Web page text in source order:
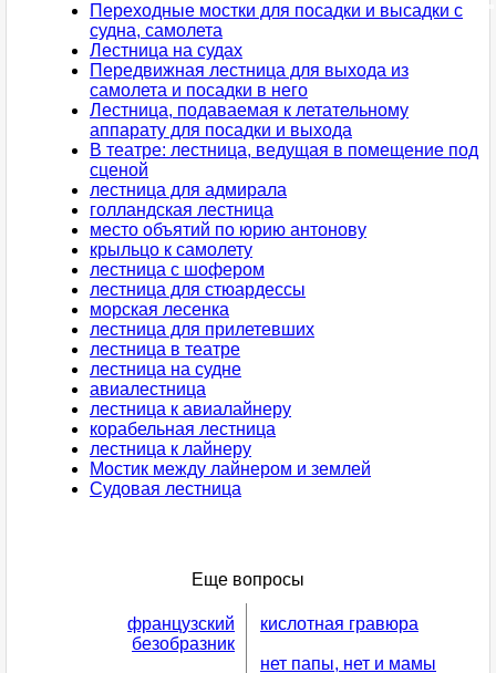
Переходные мостки для посадки и высадки с
судна, самолета
Лестница на судах
Передвижная лестница для выхода из
самолета и посадки в него
Лестница, подаваемая к летательному
аппарату для посадки и выхода
В театре: лестница, ведущая в помещение под
сценой
лестница для адмирала
голландская лестница
место объятий по юрию антонову
крыльцо к самолету
лестница с шофером
лестница для стюардессы
морская лесенка
лестница для прилетевших
лестница в театре
лестница на судне
авиалестница
лестница к авиалайнеру
корабельная лестница
лестница к лайнеру
Мостик между лайнером и землей
Судовая лестница
Еще вопросы
французский
безобразник
кислотная гравюра
нет папы, нет и мамы